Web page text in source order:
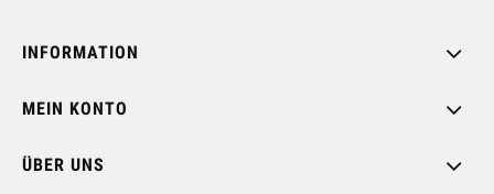
INFORMATION
MEIN KONTO
ÜBER UNS